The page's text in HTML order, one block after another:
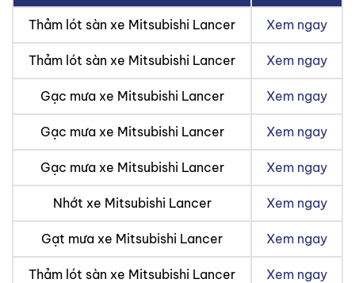
Thảm lót sàn xe Mitsubishi Lancer Xem ngay
Thảm lót sàn xe Mitsubishi Lancer Xem ngay
Gạc mưa xe Mitsubishi Lancer Xem ngay
Gạc mưa xe Mitsubishi Lancer Xem ngay
Gạc mưa xe Mitsubishi Lancer Xem ngay
Nhớt xe Mitsubishi Lancer Xem ngay
Gạt mưa xe Mitsubishi Lancer Xem ngay
Thảm lót sàn xe Mitsubishi Lancer Xem ngay